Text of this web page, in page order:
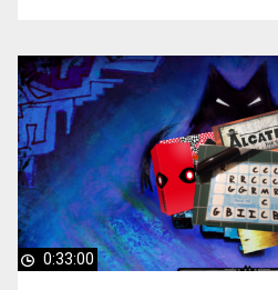
0:33:00